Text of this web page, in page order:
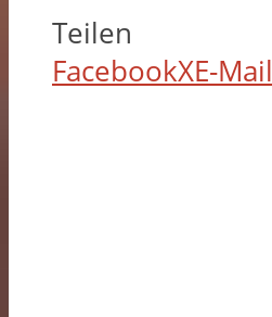
Teilen
FacebookXE-Mail